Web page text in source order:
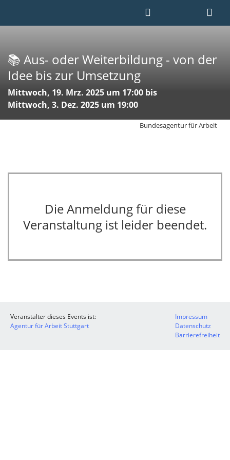
📚 Aus- oder Weiterbildung - von der
Idee bis zur Umsetzung
Mittwoch, 19. Mrz. 2025 um 17:00 bis
Mittwoch, 3. Dez. 2025 um 19:00
Bundesagentur für Arbeit
Die Anmeldung für diese
Veranstaltung ist leider beendet.
Veranstalter dieses Events ist:
Agentur für Arbeit Stuttgart
Impressum
Datenschutz
Barrierefreiheit